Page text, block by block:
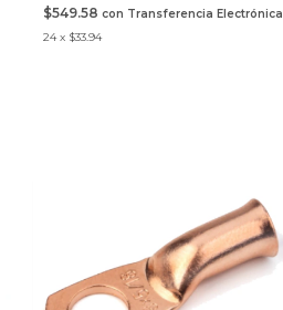
$549.58 con Transferencia Electrónica
24 x $33.94